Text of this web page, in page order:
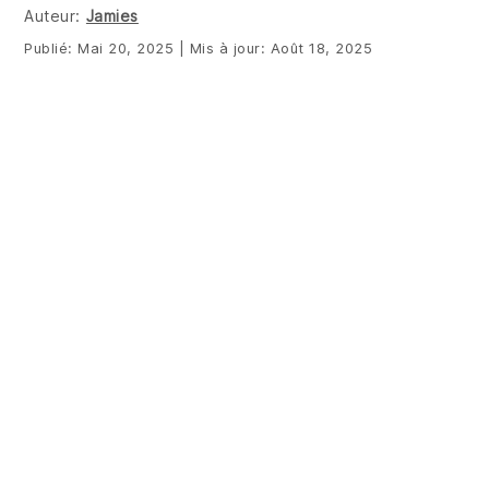
Auteur: Jamies
Publié:Mai 20, 2025 Mis à jour: Août 18, 2025